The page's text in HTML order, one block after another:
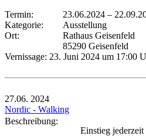
Termin:
23.06.2024 –
Kategorie:
Ausstellung
Ort:
Rathaus Geisenfeld
85290 Geisenfeld
Vernissage: 23. Juni 2024 um 17:00
27.06. 2024
Nordic - Walking
Beschreibung:
Einstieg